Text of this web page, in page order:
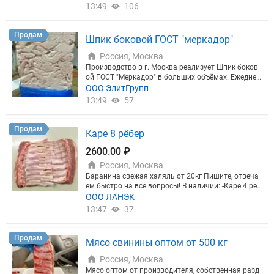
13:49 106
Продам Шпик боковой ГОСТ "меркадор"
Россия, Москва
Производство в г. Москва реализует Шпик боков
ой ГОСТ "Меркадор" в больших объёмах. Ежеднев
ная выработка, доставка по всей РФ.
ООО ЭлитГрупп
13:49
57
Продам
Каре 8 рёбер
2600.00 ₽
Россия, Москва
Баранина свежая халяль от 20кг Пишите, отвеча
ем быстро на все вопросы! В наличии: -Каре 4 реб
ра -Каре 8 рёбер -Рёбра лента - Стейк седло -Шея с
тейк -Голень передняя -Голень задняя -Окорок б\к
з Дагестана, КБР и КЧР Доставка обсуждается пр
ООО ЛАНЭК
13:47
37
Продам Мясо свинины оптом от 500 кг
Россия, Москва
Мясо оптом от производителя, собственная разд